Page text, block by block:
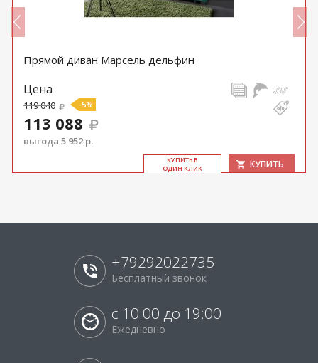
Прямой диван Марсель дельфин
Цена
119 040 -5%
113 088
выгода 5 952 р.
КУ­ПИТЬ В
ОДИН КЛИК
КУПИТЬ
+79292022735
Бесплатный звонок
с 10:00 до 19:00
Ежедневно